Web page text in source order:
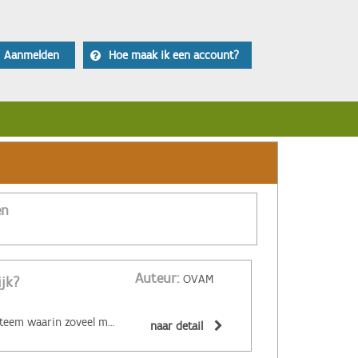
Aanmelden Hoe maak ik een account?
Auteur: OVAM
‌De circulaire economie is een economisch systeem waarin zoveel mogelijk producten en grondstoffen hergebruikt of hoogwaardig gerecycleerd worden. Materialen zijn (volledig) recycleerbaar of afbreekbaar, spullen worden hersteld, hebben een hoge tweedehandswaarde, zijn ‘upgradebaar’, kunnen makkelijk gedemonteerd worden en omgevormd tot nieuwe producten ... Zo wordt maximaal vermeden dat spullen hun waarde verliezen. De circulaire economie biedt een alternatief voor het huidige lineaire systeem. Daarin worden grondstoffen omgezet in producten die aan het einde van hun leven massaal afval worden. De Ellen MacArthur Foundation maakte er een inzichtelijk filmpje over: naar detail